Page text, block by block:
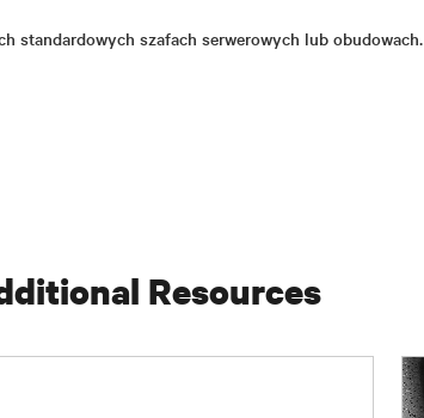
standardowych szafach serwerowych lub obudowach.
Resources